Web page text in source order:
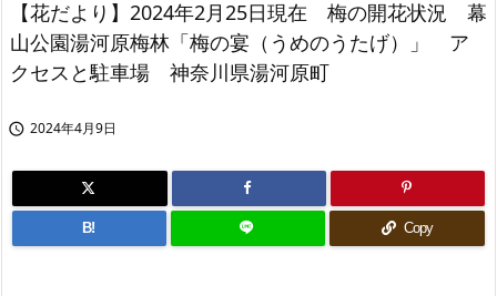
【花だより】2024年2月25日現在 梅の開花状況 幕
山公園湯河原梅林「梅の宴（うめのうたげ）」 ア
クセスと駐車場 神奈川県湯河原町
 2024年4月9日
B! Copy